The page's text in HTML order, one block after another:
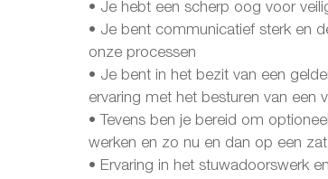
• Je hebt een scherp oog voor
• Je bent communicatief sterk en
onze processen
• Je bent in het bezit van een
ervaring met het besturen van een
• Tevens ben je bereid om
werken en zo nu en dan op een
• Ervaring in het stuwadoorswerk